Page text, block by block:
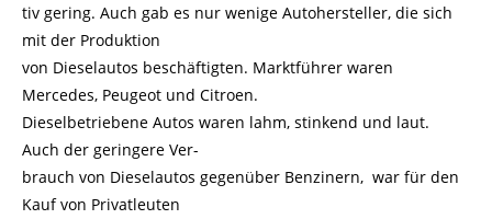
tiv gering. Auch gab es nur wenige Autohersteller, die sich
mit der Produktion
von Dieselautos beschäftigten. Marktführer waren
Mercedes, Peugeot und Citroen.
Dieselbetriebene Autos waren lahm, stinkend und laut.
Auch der geringere Ver-
brauch von Dieselautos gegenüber Benzinern, war für den
Kauf von Privatleuten